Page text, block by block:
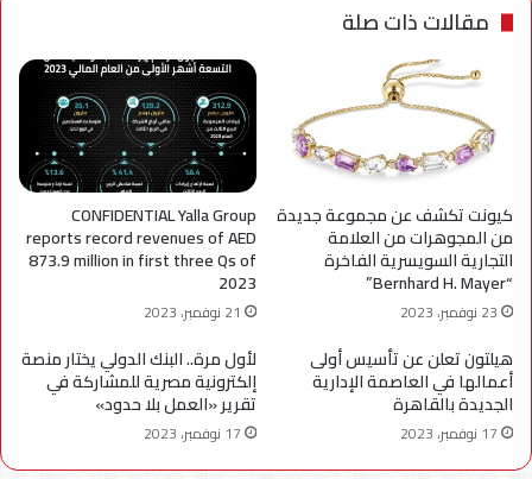
مقالات ذات صلة
كيونت تكشف عن مجموعة جديدة
من المجوهرات من العلامة
التجارية السويسرية الفاخرة
“Bernhard H. Mayer”
23 نوفمبر، 2023
CONFIDENTIAL Yalla Group
reports record revenues of AED
873.9 million in first three Qs of
2023
21 نوفمبر، 2023
هيلتون تعلن عن تأسيس أولى
أعمالها في العاصمة الإدارية
الجديدة بالقاهرة
17 نوفمبر، 2023
لأول مرة.. البنك الدولي يختار منصة
إلكترونية مصرية للمشاركة في
تقرير «العمل بلا حدود»
17 نوفمبر، 2023